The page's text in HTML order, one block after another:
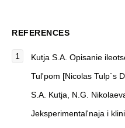
REFERENCES
Kutja S.A. Opisanie
Tul'pom [Nicolas Tulp`s
S.A. Kutja, N.G.
Jeksperimental'naja i